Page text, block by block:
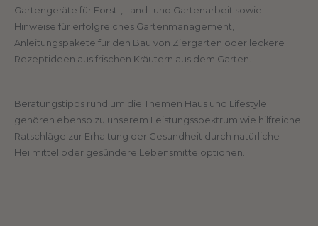
Gartengeräte für Forst-, Land- und Gartenarbeit sowie
Hinweise für erfolgreiches Gartenmanagement,
Anleitungspakete für den Bau von Ziergärten oder leckere
Rezeptideen aus frischen Kräutern aus dem Garten.
Beratungstipps rund um die Themen Haus und Lifestyle
gehören ebenso zu unserem Leistungsspektrum wie hilfreiche
Ratschläge zur Erhaltung der Gesundheit durch natürliche
Heilmittel oder gesündere Lebensmitteloptionen.